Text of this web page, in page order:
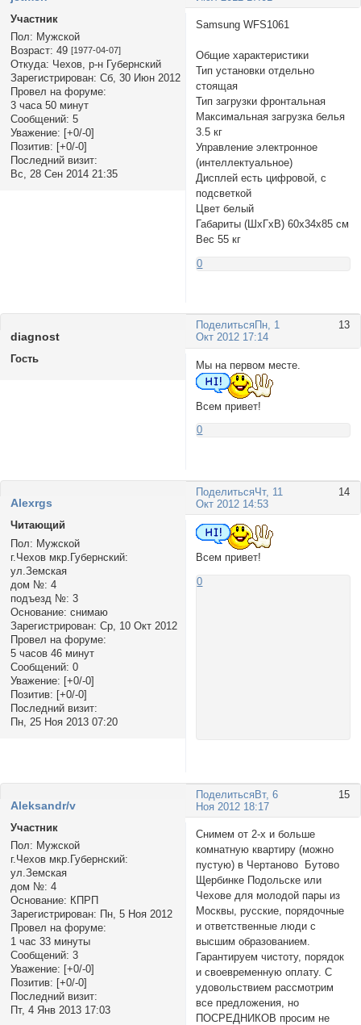
Участник
Пол: Мужской
Возраст: 49 [1977-04-07]
Откуда: Чехов, р-н Губернский
Зарегистрирован: Сб, 30 Июн 2012
Провел на форуме:
3 часа 50 минут
Сообщений: 5
Уважение: [+0/-0]
Позитив: [+0/-0]
Последний визит:
Вс, 28 Сен 2014 21:35
Samsung WFS1061
Общие характеристики
Тип установки отдельно
стоящая
Тип загрузки фронтальная
Максимальная загрузка белья
3.5 кг
Управление электронное
(интеллектуальное)
Дисплей есть цифровой, с
подсветкой
Цвет белый
Габариты (ШxГxВ) 60x34x85 см
Вес 55 кг
0
Поделиться 13
Пн, 1
Окт 2012 17:14
diagnost
Гость
Мы на первом месте.
Всем привет!
0
Поделиться 14
Чт, 11
Окт 2012 14:53
Alexrgs
Читающий
Пол: Мужской
г.Чехов мкр.Губернский:
ул.Земская
дом №: 4
подъезд №: 3
Основание: снимаю
Зарегистрирован: Ср, 10 Окт 2012
Провел на форуме:
5 часов 46 минут
Сообщений: 0
Уважение: [+0/-0]
Позитив: [+0/-0]
Последний визит:
Пн, 25 Ноя 2013 07:20
Всем привет!
0
Поделиться 15
Вт, 6
Ноя 2012 18:17
Aleksandr/v
Участник
Пол: Мужской
г.Чехов мкр.Губернский:
ул.Земская
дом №: 4
Основание: КПРП
Зарегистрирован: Пн, 5 Ноя 2012
Провел на форуме:
1 час 33 минуты
Сообщений: 3
Уважение: [+0/-0]
Позитив: [+0/-0]
Последний визит:
Пт, 4 Янв 2013 17:03
Снимем от 2-х и больше
комнатную квартиру (можно
пустую) в Чертаново Бутово
Щербинке Подольске или
Чехове для молодой пары из
Москвы, русские, порядочные
и ответственные люди с
высшим образованием.
Гарантируем чистоту, порядок
и своевременную оплату. С
удовольствием рассмотрим
все предложения, но
ПОСРЕДНИКОВ просим не